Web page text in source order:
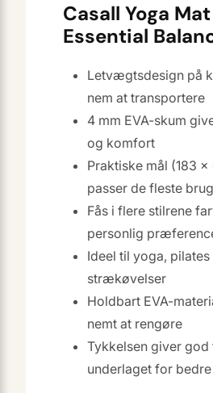
Casall Yoga Mat
Essential
Letvægtsdesign på
nem at transportere
4 mm EVA-skum
og komfort
Praktiske mål (183 ×
passer de fleste
Fås i flere stilrene
personlig
Ideel til yoga, pilates
strækøvelser
Holdbart EVA-
nemt at rengøre
Tykkelsen giver
underlaget for